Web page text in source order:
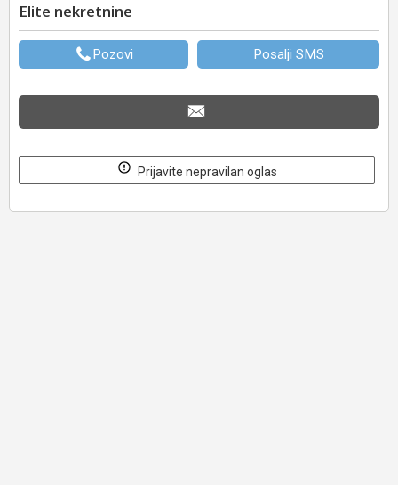
Elite nekretnine
Pozovi Posalji SMS
Prijavite nepravilan oglas